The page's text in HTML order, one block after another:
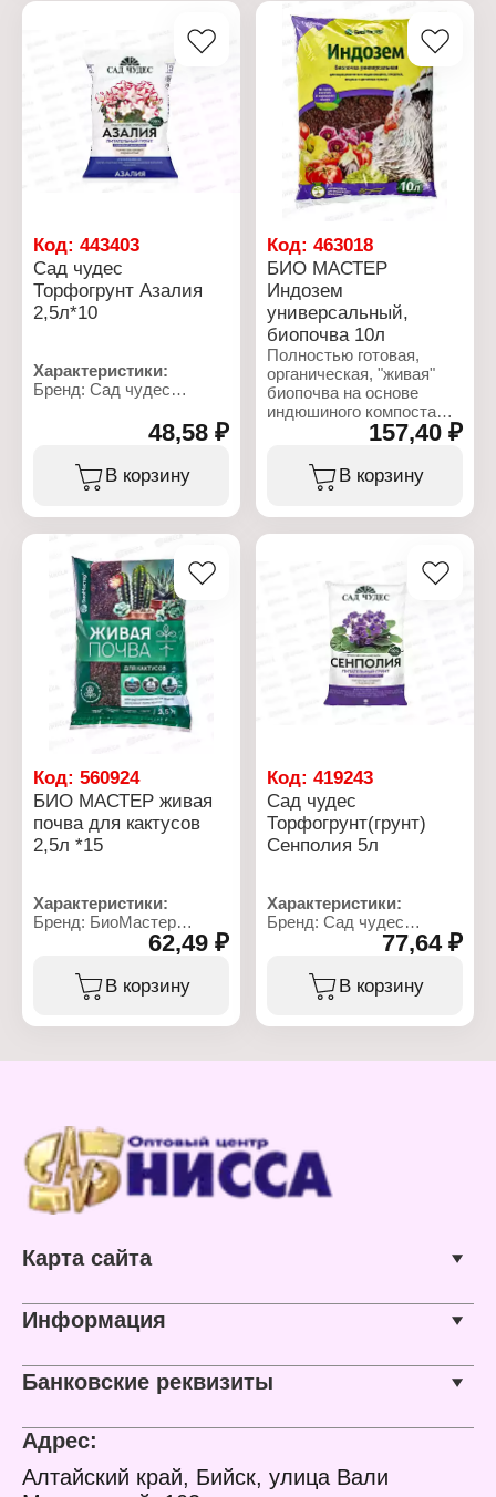
микроэлементов,
гуминовые вещества,
структурирующие и
влагоудерживающие
добавки для улучшения
водно-воздушного
баланса почвы.
Обеспечивает
насыщенную окраску
листьям растений.
Производитель:
Агросинтез
Бренд: Удачный сезон
Название: "Пальма"
Тип товара: Грунт
Объем: 5 л
Код: 443403
Сад чудес
Торфогрунт Азалия
2,5л*10
Характеристики:
Бренд: Сад чудес
Название: "Азалия"
Назначение: для азалий,
комнатных осок,
платицериумов, росянок,
Основа: торфяной
Свойства: среднекислый
Объем: 2,5 л
48,58 ₽
В корзину
Код:463018
БИО МАСТЕР
Индозем
универсальный,
биопочва 10л
Полностью готовая,
органическая, "живая"
биопочва на основе
индюшиного компоста
для выращивания всех
Применяется для
выращивания растений в
саженцев, активный рост
и развитие, улучшает
декоративные качества
растений. Отличается
натуральным составом,
подходит для
мульчирования почвы.
Характеристики:
Тип товара: Грунт
Назначение:
универсальный
Объем: 10 л
157,40 ₽
В корзину
Код: 560924
БИО МАСТЕР живая
почва для кактусов
2,5л *15
Характеристики:
Бренд: БиоМастер
Серия: "Живая почва"
Назначение: для
кактусов
62,49 ₽
В корзину
Код:419243
Сад чудес
Торфогрунт(грунт)
Сенполия 5л
Характеристики:
Бренд: Сад чудес
Тип товара: Грунт
Название: "Сенполия"
Назначение: для
сенполий, алоказий,
77,64 ₽
В корзину
Карта сайта
Информация
Банковские реквизиты
Адрес:
Алтайский край, Бийск, улица Вали